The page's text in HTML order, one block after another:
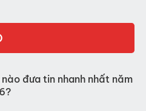
đưa tin nhanh nhất năm